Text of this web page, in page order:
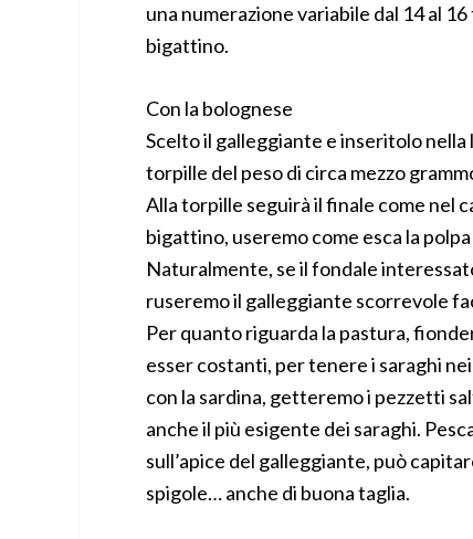
una numerazione variabile dal 14 al
bigattino.
Con la bolognese
Scelto il galleggiante e inseritolo nella
torpille del peso di circa mezzo
Alla torpille seguirà il finale come nel
bigattino, useremo come esca la
Naturalmente, se il fondale
ruseremo il galleggiante scorrevole
Per quanto riguarda la pastura,
esser costanti, per tenere i saraghi
con la sardina, getteremo i pezzetti
anche il più esigente dei saraghi.
sull’apice del galleggiante, può
spigole… anche di buona taglia.